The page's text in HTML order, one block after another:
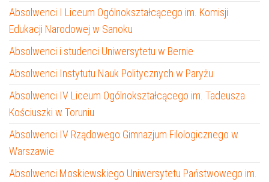
Absolwenci I Liceum Ogólnokształcącego im. Komisji
Edukacji Narodowej w Sanoku
Absolwenci i studenci Uniwersytetu w Bernie
Absolwenci Instytutu Nauk Politycznych w Paryżu
Absolwenci IV Liceum Ogólnokształcącego im. Tadeusza
Kościuszki w Toruniu
Absolwenci IV Rządowego Gimnazjum Filologicznego w
Warszawie
Absolwenci Moskiewskiego Uniwersytetu Państwowego im.